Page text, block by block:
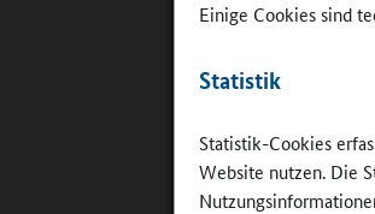
Einige Cookies sind
Statistik
Statistik-Cookies
Website nutzen. Die